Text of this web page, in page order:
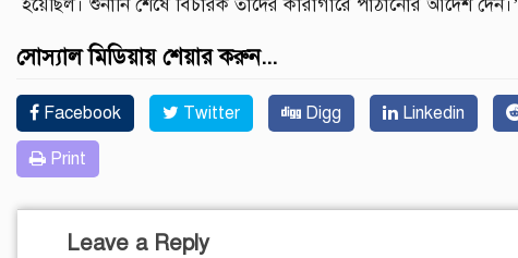
হয়েছিল। শুনানি শেষে বিচারক তাদের কারাগারে পাঠানোর আদেশ দেন।’
সোস্যাল মিডিয়ায় শেয়ার করুন...
Facebook Twitter Digg Linkedin
Print
Leave a Reply